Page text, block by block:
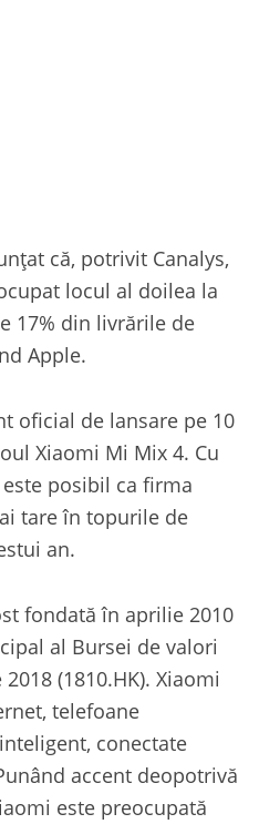
că, potrivit Canalys,
locul al doilea la
17% din livrările de
Apple.
oficial de lansare pe 10
Xiaomi Mi Mix 4. Cu
posibil ca firma
tare în topurile de
an.
fondată în aprilie 2010
al Bursei de valori
(1810.HK). Xiaomi
telefoane
conectate
accent deopotrivă
este preocupată